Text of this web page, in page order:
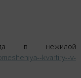
в нежилой
kvartiry--v-